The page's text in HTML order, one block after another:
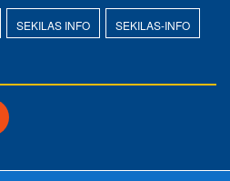
SEKILAS INFO SEKILAS-INFO